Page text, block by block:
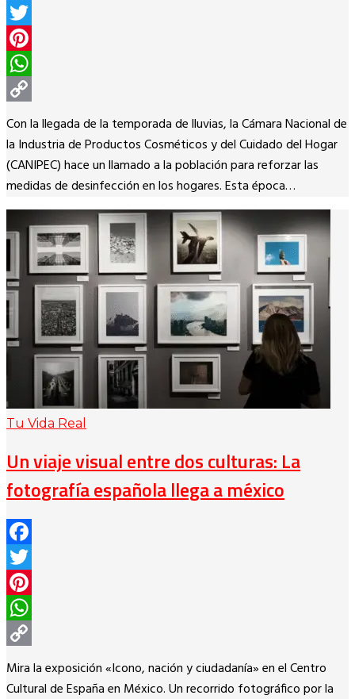
Facebook
Twitter
Pinterest
WhatsApp
Copy
Link
Con la llegada de la temporada de lluvias, la Cámara Nacional de
la Industria de Productos Cosméticos y del Cuidado del Hogar
(CANIPEC) hace un llamado a la población para reforzar las
medidas de desinfección en los hogares. Esta época…
Tu Vida Real
Un viaje visual entre dos culturas: La
fotografía española llega a méxico
Facebook
Twitter
Pinterest
WhatsApp
Copy
Link
Mira la exposición «Icono, nación y ciudadanía» en el Centro
Cultural de España en México. Un recorrido fotográfico por la